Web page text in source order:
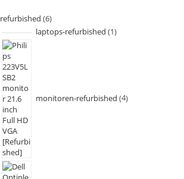
refurbished 6
laptops-refurbished 1
monitoren-refurbished 4